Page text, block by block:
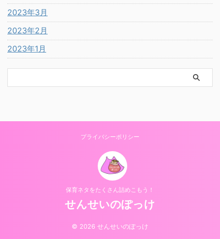
2023年3月
2023年2月
2023年1月
プライバシーポリシー
保育ネタをたくさん詰めこもう！
せんせいのぽっけ
© 2026 せんせいのぽっけ